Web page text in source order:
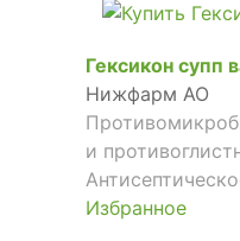
Гексикон супп
Нижфарм АО
и
Избранное